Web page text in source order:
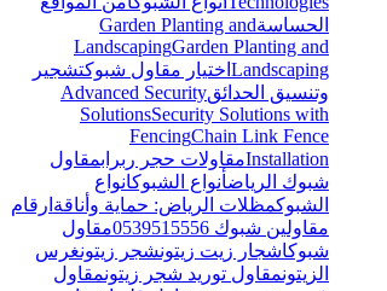
الحساسةGarden Planting and
LandscapingGarden Planting and
Landscaping اختيار مقاول شبوكتشجير
وتنسيق الحدائقAdvanced Security
SolutionsSecurity Solutions with
FencingChain Link Fence
Installationمقاولات حجر ربرابمقاول
شبوك الرياضأنواع الشبوكانواع
الشبوكمظلات الرياض: حماية وأناقة ارقام
مقاولين شبوك 0539515556
مقاول
شبوكاشجار زيت زيتونشجر زيتونغرس
الزيتونمقاول توريد شجر زيتونمقاول